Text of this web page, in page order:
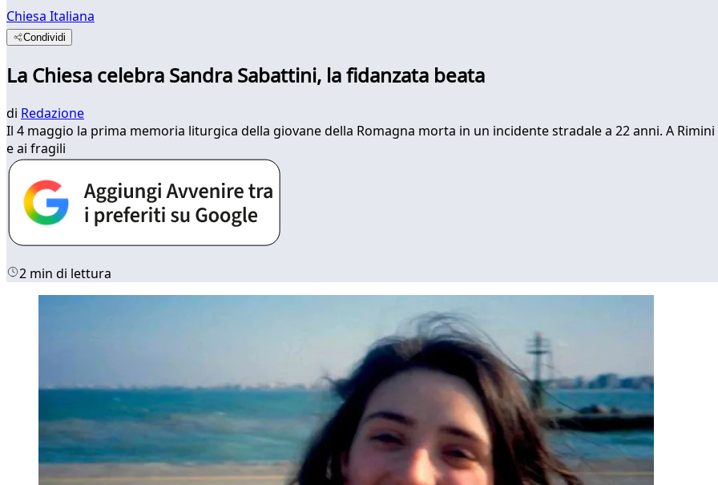
Chiesa Italiana
Condividi
La Chiesa celebra Sandra Sabattini, la fidanzata beata
di Redazione
Il 4 maggio la prima memoria liturgica della giovane della Romagna morta in un incidente stradale a 22 anni. A
e ai fragili
2 min di lettura